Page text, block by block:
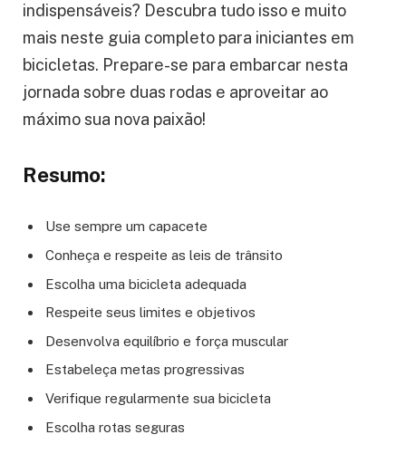
indispensáveis? Descubra tudo isso e muito
mais neste guia completo para iniciantes em
bicicletas. Prepare-se para embarcar nesta
jornada sobre duas rodas e aproveitar ao
máximo sua nova paixão!
Resumo:
Use sempre um capacete
Conheça e respeite as leis de trânsito
Escolha uma bicicleta adequada
Respeite seus limites e objetivos
Desenvolva equilíbrio e força muscular
Estabeleça metas progressivas
Verifique regularmente sua bicicleta
Escolha rotas seguras